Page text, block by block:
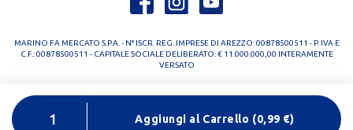
Aggiungi al Carrello (0,99 €)
MARINO FA MERCATO S.P.A. - N° ISCR. REG. IMPRESE DI AREZZO: 00878500511 - P. IVA E
C.F.: 00878500511 - CAPITALE SOCIALE DELIBERATO: € 11.000.000,00 INTERAMENTE
VERSATO
PRIVACY POLICY
COOKIE POLICY